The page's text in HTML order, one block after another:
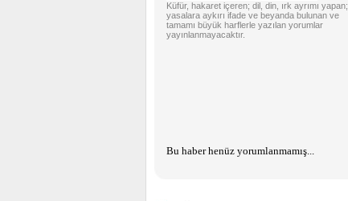
Küfür, hakaret içeren; dil, din, ırk ayrımı yapan;
yasalara aykırı ifade ve beyanda bulunan ve
tamamı büyük harflerle yazılan yorumlar
yayınlanmayacaktır.
Bu haber henüz yorumlanmamış...